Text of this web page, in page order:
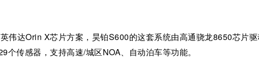
伟达Orin X芯片方案，昊铂S600的这套系统由高通骁龙8650芯片驱
个传感器，支持高速/城区NOA、自动泊车等功能。